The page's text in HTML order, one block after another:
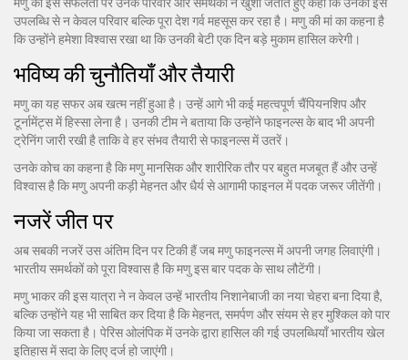
उपलब्धि से न केवल परिवार बल्कि पूरा देश गर्व महसूस कर रहा है। मणु की मां का कहना है
कि उन्होंने हमेशा विश्वास रखा था कि उनकी बेटी एक दिन बड़े मुकाम हासिल करेगी।
भविष्य की चुनौतियाँ और तैयारी
मणु का यह सफर अब खत्म नहीं हुआ है। उन्हें आगे भी कई महत्वपूर्ण चैंपियनशिप और
टूर्नामेंट्स में हिस्सा लेना है। उनकी टीम ने बताया कि उन्होंने फाइनल्स के बाद भी अपनी
ट्रेनिंग जारी रखी है ताकि वे हर संभव तैयारी से फाइनल्स में उतरें।
उनके कोच का कहना है कि मणु मानसिक और शारीरिक तौर पर बहुत मजबूत हैं और उन्हें
विश्वास है कि मणु अपनी कड़ी मेहनत और धैर्य से आगामी फाइनल में पदक जरूर जीतेंगी।
नजरें जीत पर
अब सबकी नजरें उस अंतिम दिन पर टिकी हैं जब मणु फाइनल्स में अपनी जगह लिवाएंगी।
भारतीय समर्थकों को पूरा विश्वास है कि मणु इस बार पदक के साथ लौटेंगी।
मणु भाकर की इस यात्रा ने न केवल उन्हें भारतीय निशानेबाजी का नया चेहरा बना दिया है,
बल्कि उन्होंने यह भी साबित कर दिया है कि मेहनत, समर्पण और संयम से हर मुश्किल को पार
किया जा सकता है। पेरिस ओलंपिक में उनके द्वारा हासिल की गई उपलब्धियाँ भारतीय खेल
इतिहास में सदा के लिए दर्ज हो जाएंगी।